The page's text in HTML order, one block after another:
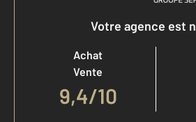
Votre agence est
Achat
Vente
9,4/10